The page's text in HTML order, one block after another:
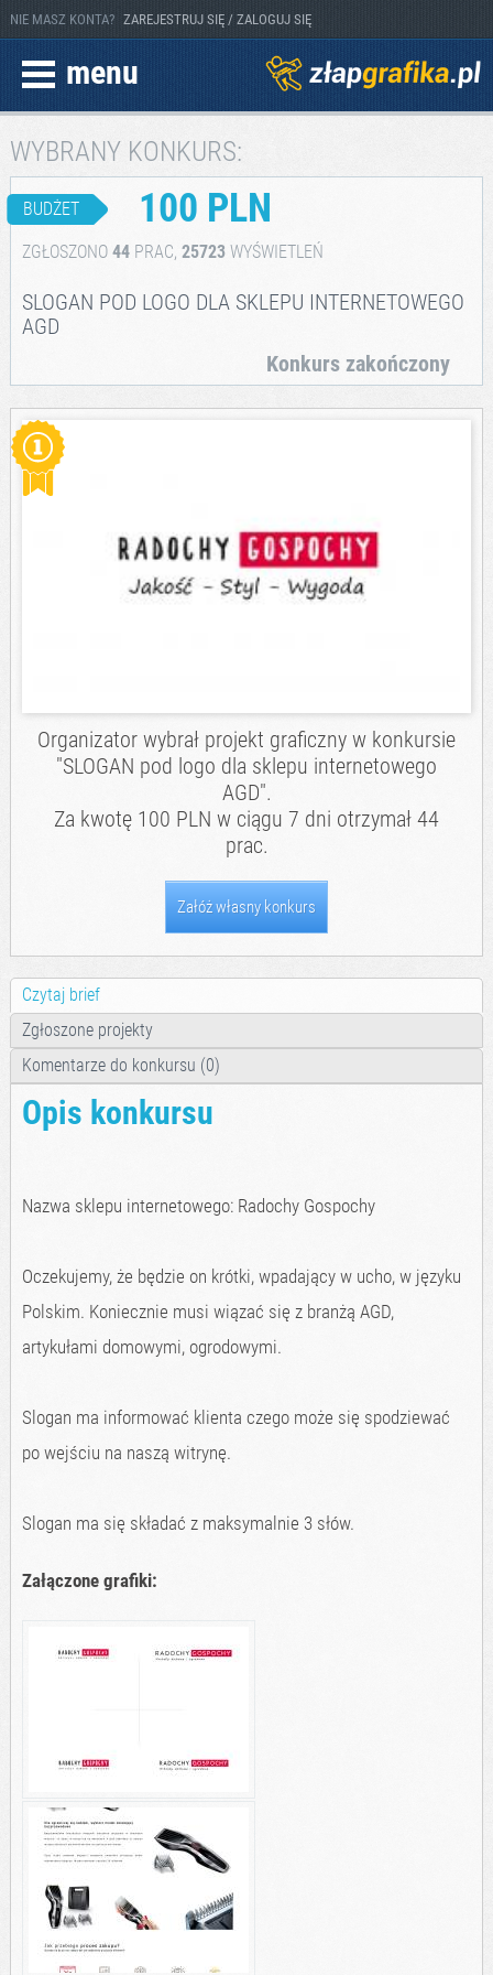
NIE MASZ KONTA? ZAREJESTRUJ SIĘ / ZALOGUJ SIĘ
menu
WYBRANY KONKURS:
BUDŻET 100 PLN
ZGŁOSZONO 44PRAC, 25723WYŚWIETLEŃ
SLOGAN POD LOGO DLA SKLEPU INTERNETOWEGO
AGD
Konkurs zakończony
Organizator wybrał projekt graficzny w konkursie
"SLOGAN pod logo dla sklepu internetowego
AGD".
Za kwotę 100 PLN w ciągu 7 dni otrzymał 44
prac.
Załóż własny konkurs
Czytaj brief
Zgłoszone projekty
Komentarze do konkursu (0)
Opis konkursu
Nazwa sklepu internetowego: Radochy Gospochy
Oczekujemy, że będzie on krótki, wpadający w ucho, w języku
Polskim. Koniecznie musi wiązać się z branżą AGD,
artykułami domowymi, ogrodowymi.
Slogan ma informować klienta czego może się spodziewać
po wejściu na naszą witrynę.
Slogan ma się składać z maksymalnie 3 słów.
Załączone grafiki: